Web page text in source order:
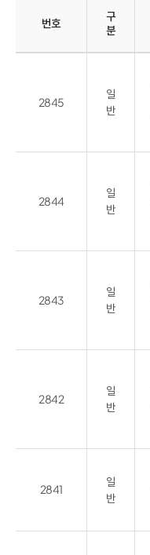
번호
구
분
2845
일
반
2844
일
반
2843
일
반
2842
일
반
2841
일
반